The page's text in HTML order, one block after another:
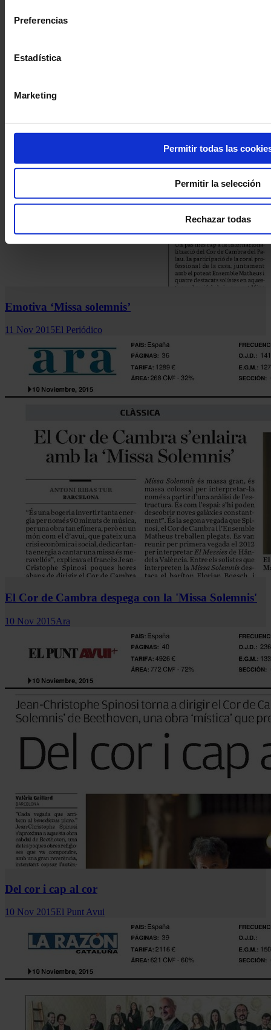
Preferencias
Estadística
Marketing
Permitir todas las
Permitir la selección
Rechazar todas
Falta de entidad
Emotiva ‘Missa solemnis’
11 Nov 2015El Periódico
El Cor de Cambra despega con la 'Missa Solemnis'
10 Nov 2015Ara
Del cor i cap al cor
10 Nov 2015El Punt Avui